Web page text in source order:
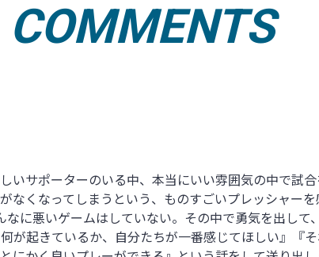
COMMENTS
いサポーターのいる中、本当にいい雰囲気の中で試
なくなってしまうという、ものすごいプレッシャー
に悪いゲームはしていない。その中で勇気を出して
が起きているか、自分たちが一番感じてほしい』『